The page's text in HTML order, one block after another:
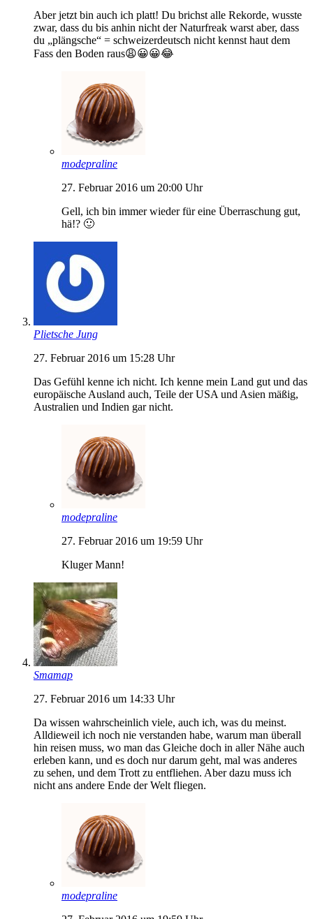
Aber jetzt bin auch ich platt! Du brichst alle Rekorde, wusste
zwar, dass du bis anhin nicht der Naturfreak warst aber, dass
du „plängsche“ = schweizerdeutsch nicht kennst haut dem
Fass den Boden raus😩😀😀😂
modepraline
27. Februar 2016 um 20:00 Uhr
Gell, ich bin immer wieder für eine Überraschung gut,
hä!? 🙂
Plietsche Jung
27. Februar 2016 um 15:28 Uhr
Das Gefühl kenne ich nicht. Ich kenne mein Land gut und das
europäische Ausland auch, Teile der USA und Asien mäßig,
Australien und Indien gar nicht.
modepraline
27. Februar 2016 um 19:59 Uhr
Kluger Mann!
Smamap
27. Februar 2016 um 14:33 Uhr
Da wissen wahrscheinlich viele, auch ich, was du meinst.
Alldieweil ich noch nie verstanden habe, warum man überall
hin reisen muss, wo man das Gleiche doch in aller Nähe auch
erleben kann, und es doch nur darum geht, mal was anderes
zu sehen, und dem Trott zu entfliehen. Aber dazu muss ich
nicht ans andere Ende der Welt fliegen.
modepraline